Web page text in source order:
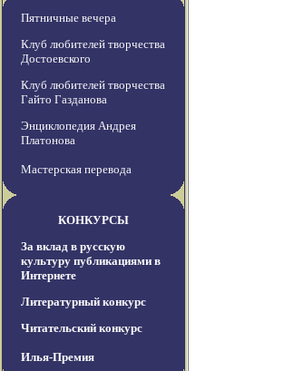
Пятничные вечера
Клуб любителей творчества
Достоевского
Клуб любителей творчества
Гайто Газданова
Энциклопедия Андрея
Платонова
Мастерская перевода
КОНКУРСЫ
За вклад в русскую
культуру публикациями в
Интернете
Литературный конкурс
Читательский конкурс
Илья-Премия